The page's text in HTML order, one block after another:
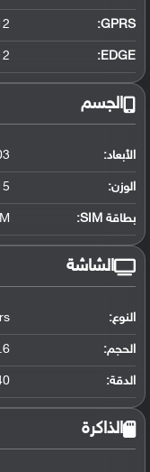
GPRS:
EDGE:
الجسم
الأبعاد: x 0.67 in)
الوزن: oz)
بطاقة SIM:
الشاشة
النوع:
الحجم: to-body ratio)
الدقة: pixel density)
الذاكرة